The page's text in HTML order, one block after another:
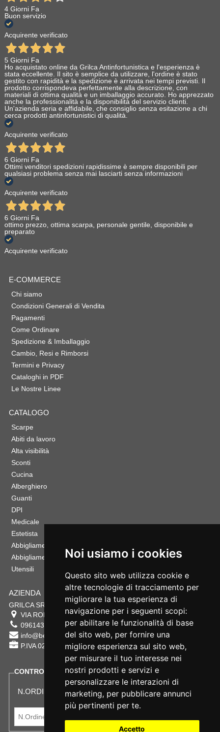
Noi usiamo i cookies
Questo sito web utilizza cookie e
altre tecnologie di tracciamento per
migliorare la tua esperienza di
navigazione per i seguenti scopi:
per abilitare le funzionalità di base
del sito web, per fornire una
migliore esperienza sul sito web,
per misurare il tuo interesse nei
nostri prodotti e servizi e
personalizzare le interazioni di
marketing, per pubblicare annunci
più pertinenti per te.
Accetto
4 Giorni Fa
Buon servizio
Acquirente verificato
5 Giorni Fa
Ho acquistato online da Grilca Antinfortunistica e l'esperienza è
stata eccellente. Il sito è semplice da utilizzare, l'ordine è stato
gestito con rapidità e la spedizione è arrivata nei tempi previsti. Il
prodotto corrispondeva perfettamente alla descrizione, con
materiali di ottima qualità e un imballaggio accurato. Ho apprezzato
anche la professionalità e la disponibilità del servizio clienti.
Un'azienda seria e affidabile, che consiglio senza esitazione a chi
cerca prodotti antinfortunistici di qualità.
Acquirente verificato
6 Giorni Fa
Ottimi venditori spedizioni rapidissime è sempre disponibili per
qualsiasi problema senza mai lasciarti senza informazioni
Acquirente verificato
6 Giorni Fa
ottimo prezzo, ottima scarpa, personale gentile, disponibile e
preparato
Acquirente verificato
E-COMMERCE
Chi siamo
Condizioni Generali di Vendita
Pagamenti
Come Ordinare
Spedizione & Imballaggio
Cambio, Resi e Rimborsi
Termini e Privacy
Cataloghi in PDF
Le Nostre Linee
CATALOGO
Scarpe
Abiti da lavoro
Alta visibilità
Sconti
Cucina
Alberghiero
Guanti
DPI
Medicale
Estetista
Abbigliamento Sportivo
Abbigliamento Bambino
Utensili
AZIENDA
GRILCA SRL
VIA ROMA 180 88054 SERSALE CZ
0961432177
info@bestsafety.it
P.IVA 02342180797
CONTROLLA LO STATO DEL TUO ORDINE
N.ORDINE: